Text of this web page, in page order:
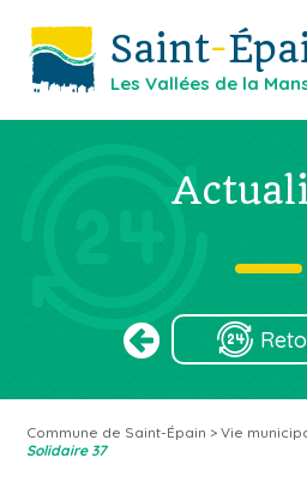
Saint-
Les Vallées de la
Commune de Saint-Épain >Vie
Solidaire 37